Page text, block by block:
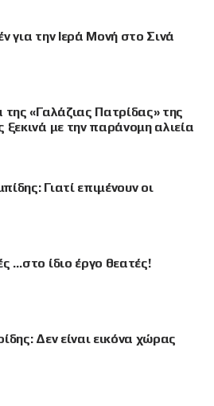
ΠΡΟΒΟΛΗ
για την Ιερά Μονή στο Σινά
της «Γαλάζιας Πατρίδας» της
ξεκινά με την παράνομη αλιεία
Γιατί επιμένουν οι
…στο ίδιο έργο θεατές!
Δεν είναι εικόνα χώρας